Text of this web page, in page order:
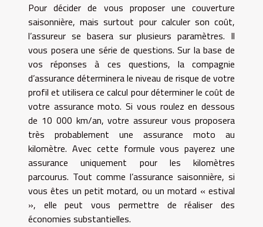
Pour décider de vous proposer une couverture
saisonnière, mais surtout pour calculer son coût,
l’assureur se basera sur plusieurs paramètres. Il
vous posera une série de questions. Sur la base de
vos réponses à ces questions, la compagnie
d’assurance déterminera le niveau de risque de votre
profil et utilisera ce calcul pour déterminer le coût de
votre assurance moto. Si vous roulez en dessous
de 10 000 km/an, votre assureur vous proposera
très probablement une assurance moto au
kilomètre. Avec cette formule vous payerez une
assurance uniquement pour les kilomètres
parcourus. Tout comme l’assurance saisonnière, si
vous êtes un petit motard, ou un motard « estival
», elle peut vous permettre de réaliser des
économies substantielles.